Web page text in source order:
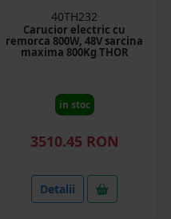
40TH232
Carucior electric cu
remorca 800W, 48V sarcina
maxima 800Kg THOR
in stoc
3510.45 RON
Detalii